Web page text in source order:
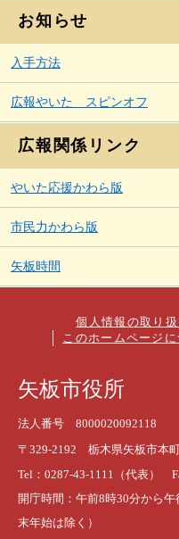
お知らせ
入手方法
広報やいた スピンオフ
広報関係リンク
やいた応援かわら版
市民力かわら版
矢板時間
個人情報の取り
このホームページに
矢板市役所
法人番号 8000020092118
〒329-2192 栃木県矢板市本
Tel：0287-43-1111（代表）
開庁時間：午前8時30分から
末年始は除く）